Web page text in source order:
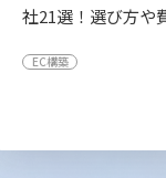
社21選！選び方や
EC構築